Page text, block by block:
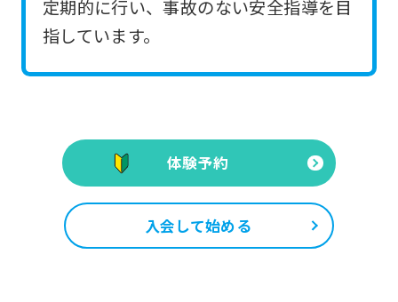
定期的に行い、事故のない安全指導を目
指しています。
体験予約
入会して始める